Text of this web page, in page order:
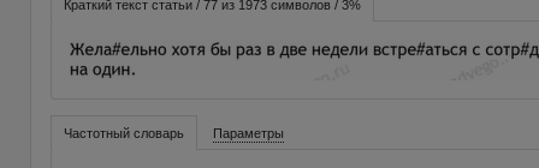
Краткий текст статьи / 77 из 1973 символов / 3%
Частотный словарь Параметры